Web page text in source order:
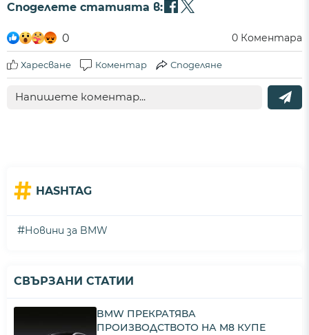
Споделете статията в:
0 0 Коментара
Харесване Коментар Споделяне
# HASHTAG
#Новини за BMW
СВЪРЗАНИ СТАТИИ
BMW ПРЕКРАТЯВА
ПРОИЗВОДСТВОТО НА M8 КУПЕ